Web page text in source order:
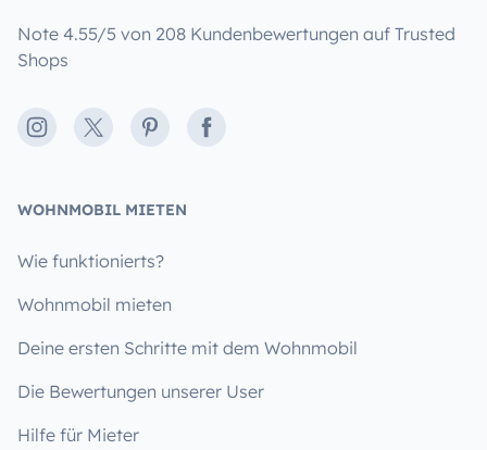
Note 4.55/5 von 208 Kundenbewertungen auf Trusted
Shops
Instagram
X PinterestFacebook
WOHNMOBIL MIETEN
Wie funktionierts?
Wohnmobil mieten
Deine ersten Schritte mit dem Wohnmobil
Die Bewertungen unserer User
Hilfe für Mieter